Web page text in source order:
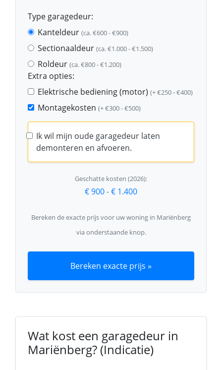
Type garagedeur:
Kanteldeur (ca. €600 - €900)
Sectionaaldeur (ca. €1.000 - €1.500)
Roldeur (ca. €800 - €1.200)
Extra opties:
Elektrische bediening (motor) (+ €250 - €400)
Montagekosten (+ €300 - €500)
Ik wil mijn oude garagedeur laten
demonteren en afvoeren.
Geschatte kosten (2026):
€ 900-€ 1.400
Bereken de exacte prijs voor uw woning in Mariënberg
via onderstaande knop.
Bereken exacte prijs »
Wat kost een garagedeur in
Mariënberg? (Indicatie)